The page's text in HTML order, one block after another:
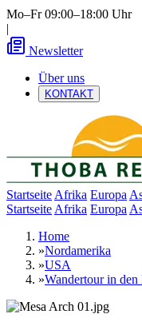
Mo–Fr 09:00–18:00 Uhr
|
Newsletter
Über uns
KONTAKT
Startseite Afrika Europa
Startseite Afrika Europa
Home
»Nordamerika
»USA
»Wandertour in den